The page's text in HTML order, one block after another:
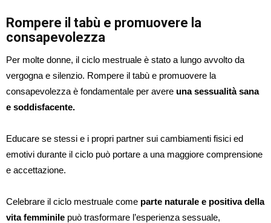
Rompere il tabù e promuovere la
consapevolezza
Per molte donne, il ciclo mestruale è stato a lungo avvolto da
vergogna e silenzio. Rompere il tabù e promuovere la
consapevolezza è fondamentale per avere una sessualità sana
e soddisfacente.
Educare se stessi e i propri partner sui cambiamenti fisici ed
emotivi durante il ciclo può portare a una maggiore comprensione
e accettazione.
Celebrare il ciclo mestruale come parte naturale e positiva della
vita femminile può trasformare l’esperienza sessuale,